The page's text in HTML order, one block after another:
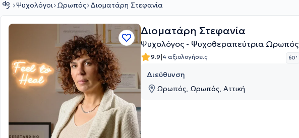
Ψυχολόγοι Ωρωπός Διοματάρη Στεφανία
Διοματάρη Στεφανία
Ψυχολόγος - Ψυχοθεραπεύτρια Ωρωπός
9.9|4 αξιολογήσεις 60 '
Διεύθυνση
Ωρωπός, Ωρωπός, Αττική